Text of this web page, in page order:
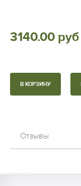
3140.00 руб
В КОРЗИНУ
Отзывы